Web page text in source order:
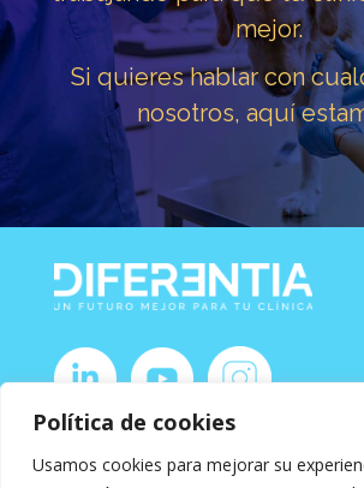
Política de cookies
Usamos cookies para mejorar su
mejor.
Si quieres hablar con
nosotros, aquí
hola@diferentia.net